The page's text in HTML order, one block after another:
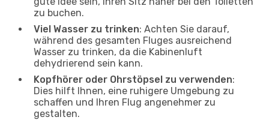
zu buchen.
Viel Wasser zu trinken: Achten Sie darauf,
während des gesamten Fluges ausreichend
Wasser zu trinken, da die Kabinenluft
dehydrierend sein kann.
Kopfhörer oder Ohrstöpsel zu verwenden:
Dies hilft Ihnen, eine ruhigere Umgebung zu
schaffen und Ihren Flug angenehmer zu
gestalten.